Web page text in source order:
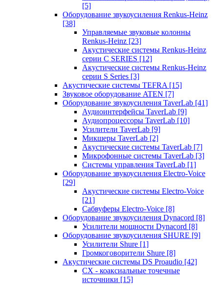
[5]
Оборудование звукоусиления Renkus-Heinz
[38]
Управляемые звуковые колонны
Renkus-Heinz [23]
Акустические системы Renkus-Heinz
серии C SERIES [12]
Акустические системы Renkus-Heinz
серии S Series [3]
Акустические системы TEFRA [15]
Звуковое оборудование ATEN [7]
Оборудование звукоусиления TaverLab [41]
Аудиоинтерфейсы TaverLab [9]
Аудиопроцессоры TaverLab [10]
Усилители TaverLab [9]
Микшеры TaverLab [2]
Акустические системы TaverLab [7]
Микрофонные системы TaverLab [3]
Системы управления TaverLab [1]
Оборудование звукоусиления Electro-Voice
[29]
Акустические системы Electro-Voice
[21]
Сабвуферы Electro-Voice [8]
Оборудование звукоусиления Dynacord [8]
Усилители мощности Dynacord [8]
Оборудование звукоусиления SHURE [9]
Усилители Shure [1]
Громкоговорители Shure [8]
Акустические системы DS Proaudio [42]
CX - коаксиальные точечные
источники [15]